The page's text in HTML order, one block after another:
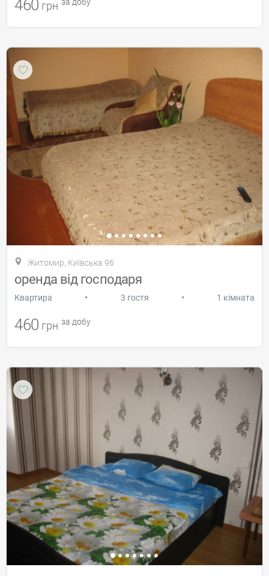
460 грн
Житомир, Київська 96
оренда від господаря
Квартира • 3 гостя • 1 кімната
460 грн за добу